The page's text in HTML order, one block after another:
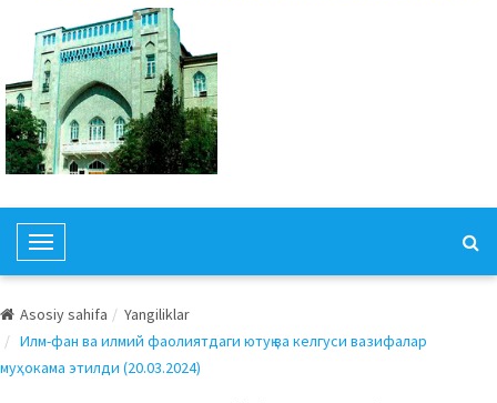
T
o
g
l
e
Asosiy sahifa
Yangiliklar
Илм-фан ва илмий фаолиятдаги ютуқ ва келгуси вазифалар
муҳокама этилди (20.03.2024)